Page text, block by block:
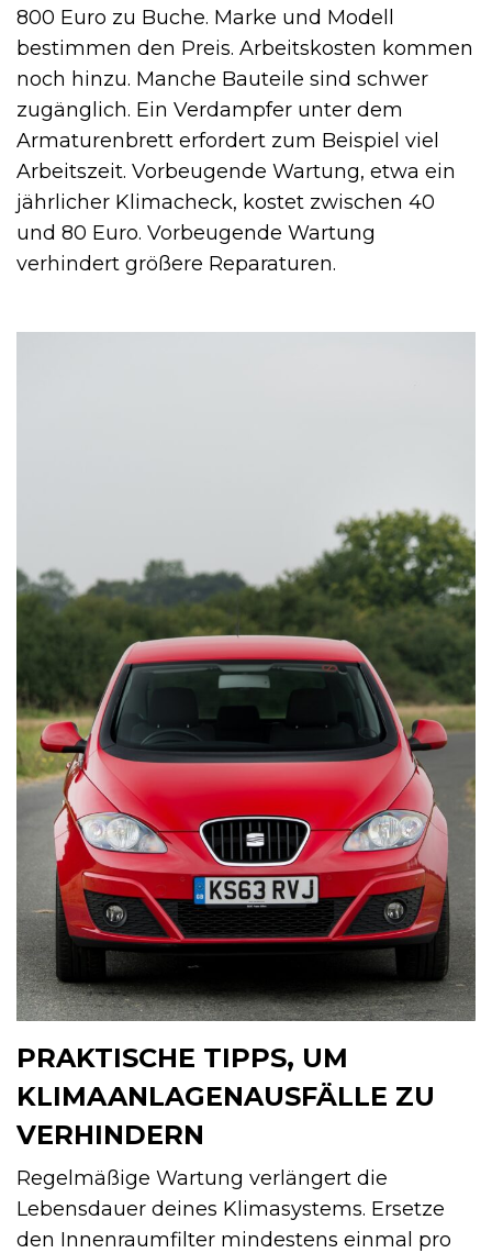
800 Euro zu Buche. Marke und Modell
bestimmen den Preis. Arbeitskosten kommen
noch hinzu. Manche Bauteile sind schwer
zugänglich. Ein Verdampfer unter dem
Armaturenbrett erfordert zum Beispiel viel
Arbeitszeit. Vorbeugende Wartung, etwa ein
jährlicher Klimacheck, kostet zwischen 40
und 80 Euro. Vorbeugende Wartung
verhindert größere Reparaturen.
PRAKTISCHE TIPPS, UM
KLIMAANLAGENAUSFÄLLE ZU
VERHINDERN
Regelmäßige Wartung verlängert die
Lebensdauer deines Klimasystems. Ersetze
den Innenraumfilter mindestens einmal pro